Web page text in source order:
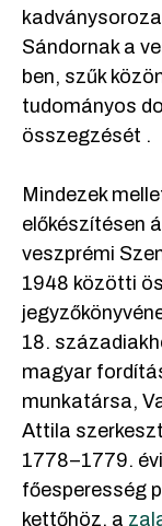
Sándornak a
ben, szűk
tudományos
összegzését .
Mindezek
előkészítésen
veszprémi
1948 közötti
18.
magyar
munkatársa,
Attila
1778–1779.
főesperesség
kettőhöz, a